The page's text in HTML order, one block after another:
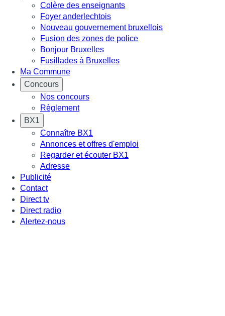
Colère des enseignants
Foyer anderlechtois
Nouveau gouvernement bruxellois
Fusion des zones de police
Bonjour Bruxelles
Fusillades à Bruxelles
Ma Commune
Concours
Nos concours
Règlement
BX1
Connaître BX1
Annonces et offres d'emploi
Regarder et écouter BX1
Adresse
Publicité
Contact
Direct tv
Direct radio
Alertez-nous